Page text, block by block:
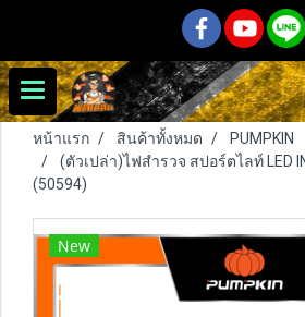
หน้าแรก สินค้าทั้งหมด
PUMPKIN
(ตัวเปล่า)ไฟสำรวจ สปอร์ตไลท์ LED
(50594)
New